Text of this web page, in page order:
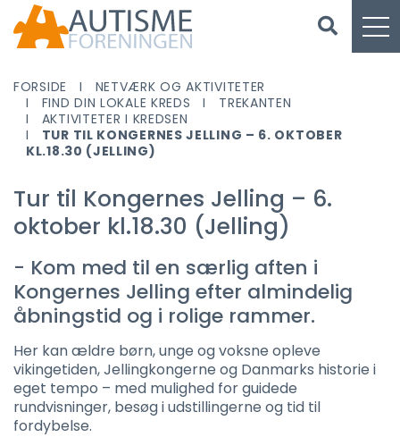
FORSIDE
NETVÆRK OG AKTIVITETER
FIND DIN LOKALE KREDS
TREKANTEN
AKTIVITETER I KREDSEN
TUR TIL KONGERNES JELLING – 6. OKTOBER
KL.18.30 (JELLING)
Tur til Kongernes Jelling – 6.
oktober kl.18.30 (Jelling)
- Kom med til en særlig aften i
Kongernes Jelling efter almindelig
åbningstid og i rolige rammer.
Her kan ældre børn, unge og voksne opleve
vikingetiden, Jellingkongerne og Danmarks historie i
eget tempo – med mulighed for guidede
rundvisninger, besøg i udstillingerne og tid til
fordybelse.